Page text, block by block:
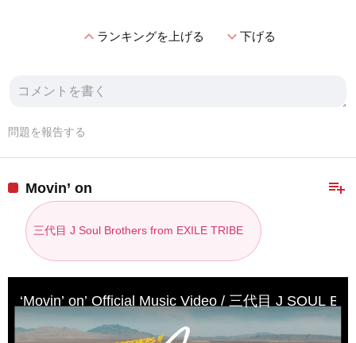
expand_lessランキングを上げる expand_more下げる
問題を報告する
playlist_add
Movin’ on
三代目 J Soul Brothers from EXILE TRIBE
‘Movin’ on’ Official Music Video / 三代目 J SOUL